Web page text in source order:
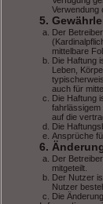
Verwendung
5.
Der
mittelbare
Die Haftung
Leben,
auch für
Die Haftung
fahrlässigem
auf die
Die
Ansprüche
6.
Der
mitgeteilt.
Der Nutzer
Nutzer
Die